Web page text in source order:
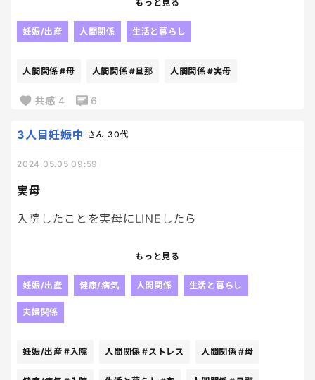
ルをくれたり、旦那や子供達の様子を見に行ってくれ
い。
みんな、連絡きた？と気にしてくれてて。
笑
あの人たち、今後私等の周りに顔出さないほうがい
私もボロクソにぐちを履かせていただいてるもんで。
今後一切来てほしくもないと思ってるんだけどさ！
ズレてる人の行動は想像できないからなー。
まあ、とてつもなく良い反面教師がいたもんだな
もっと見る
妊娠/出産 人間関係 生活と暮らし
人間関係 #母 人間関係 #旦那 人間関係 #実母
共感 4 6
実母
3人目妊娠中 さん 30代
2024.05.05 09:59
入院したことを実母にLINEしたら
え、おかしくない？
他になんかない？
聞くべきことたくさんあるはずだよね？？？
経過報告して、なに？？？
もっと見る
妊娠/出産 健康/病気 人間関係 生活と暮らし
夫婦関係
妊娠/出産 #入院 人間関係 #ストレス 人間関係 #母